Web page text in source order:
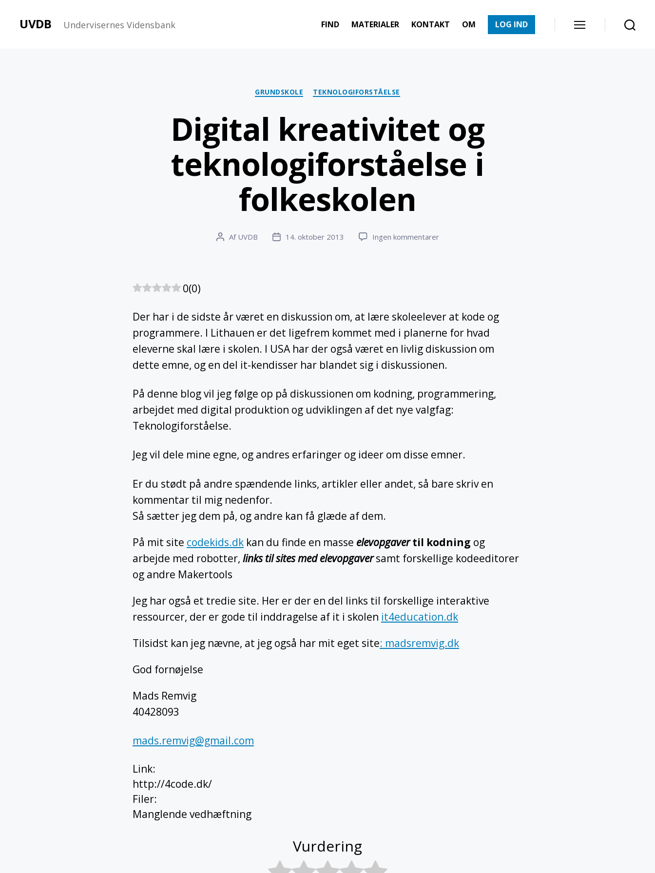
UVDB Undervisernes Vidensbank FIND MATERIALER KONTAKT OM LOG IND
Kategorier
GRUNDSKOLE TEKNOLOGIFORSTÅELSE
Digital kreativitet og
teknologiforståelse i
folkeskolen
Indlægsforfatter
Af UVDB Indlægsdato
14. oktober 2013 Ingen kommentarertil
0(0)
Der har i de sidste år været en diskussion om, at lære skoleelever at kode og
programmere. I Lithauen er det ligefrem kommet med i planerne for hvad
eleverne skal lære i skolen. I USA har der også været en livlig diskussion om
dette emne, og en del it-kendisser har blandet sig i diskussionen.
På denne blog vil jeg følge op på diskussionen om kodning, programmering,
arbejdet med digital produktion og udviklingen af det nye valgfag:
Teknologiforståelse.
Jeg vil dele mine egne, og andres erfaringer og ideer om disse emner.
Er du stødt på andre spændende links, artikler eller andet, så bare skriv en
kommentar til mig nedenfor.
Så sætter jeg dem på, og andre kan få glæde af dem.
På mit site codekids.dk kan du finde en masse elevopgavertil kodning og
arbejde med robotter, links til sites med elevopgaversamt forskellige kodeeditorer
og andre Makertools
Jeg har også et tredie site. Her er der en del links til forskellige interaktive
ressourcer, der er gode til inddragelse af it i skolen it4education.dk
Tilsidst kan jeg nævne, at jeg også har mit eget site: madsremvig.dk
God fornøjelse
Mads Remvig
40428093
mads.remvig@gmail.com
Link:
http://4code.dk/
Filer:
Manglende vedhæftning
Vurdering